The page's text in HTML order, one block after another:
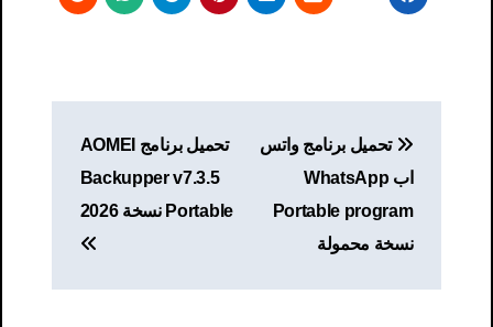
المقالات
تحميل برنامج واتس
اب WhatsApp
Portable program
نسخة محمولة
تحميل برنامج AOMEI
Backupper v7.3.5
Portable نسخة 2026